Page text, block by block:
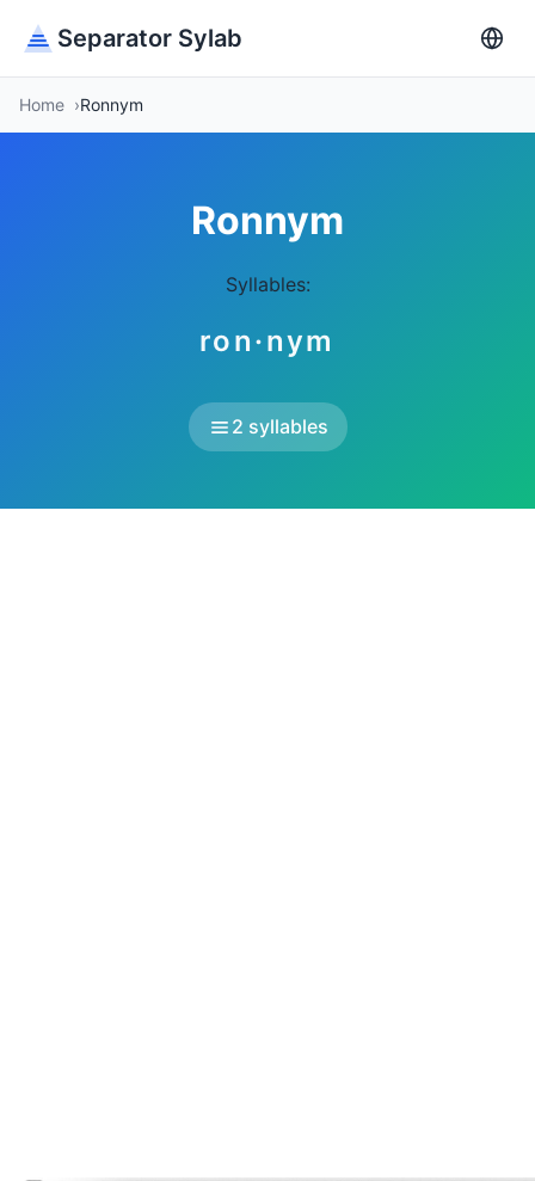
Separator Sylab
Home Ronnym
Ronnym
Syllables:
ron·nym
2 syllables